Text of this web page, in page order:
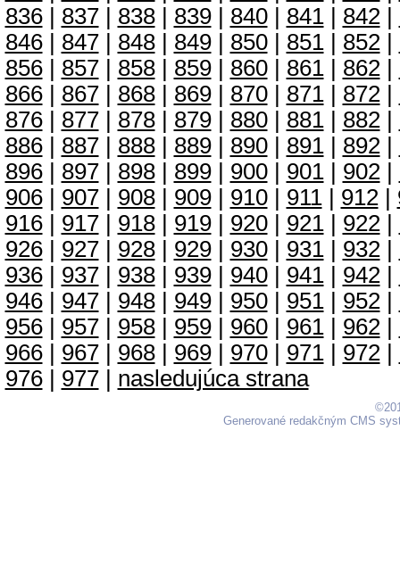
836| 837| 838| 839| 840| 841| 842|
846| 847| 848| 849| 850| 851| 852|
856| 857| 858| 859| 860| 861| 862|
866| 867| 868| 869| 870| 871| 872|
876| 877| 878| 879| 880| 881| 882|
886| 887| 888| 889| 890| 891| 892|
896| 897| 898| 899| 900| 901| 902|
906| 907| 908| 909| 910| 911| 912|
916| 917| 918| 919| 920| 921| 922|
926| 927| 928| 929| 930| 931| 932|
936| 937| 938| 939| 940| 941| 942|
946| 947| 948| 949| 950| 951| 952|
956| 957| 958| 959| 960| 961| 962|
966| 967| 968| 969| 970| 971| 972|
976| 977| nasledujúca strana
Generované redakčným CMS